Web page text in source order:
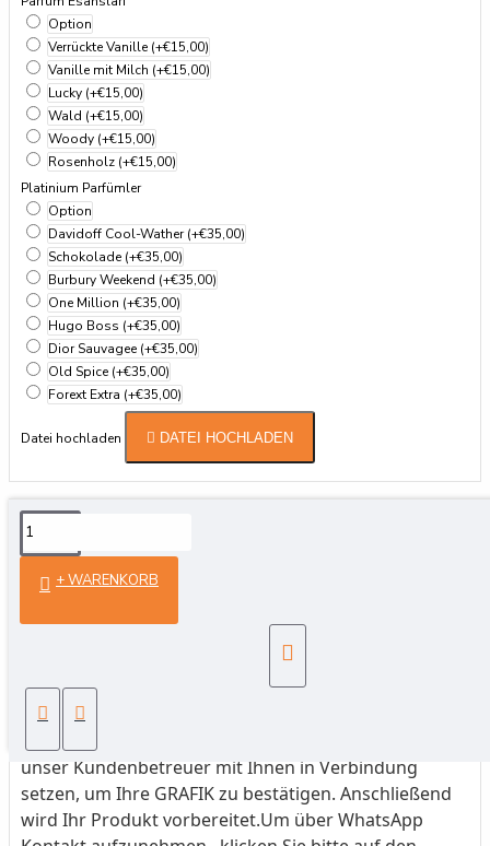
Option
Verrückte Vanille (+€15,00)
Vanille mit Milch (+€15,00)
Lucky (+€15,00)
Wald (+€15,00)
Woody (+€15,00)
Rosenholz (+€15,00)
Platinium Parfümler
Option
Davidoff Cool-Wather(+€35,00)
Schokolade (+€35,00)
Burbury Weekend (+€35,00)
One Million (+€35,00)
Hugo Boss (+€35,00)
Dior Sauvagee (+€35,00)
Old Spice (+€35,00)
Forext Extra (+€35,00)
Datei hochladen DATEI HOCHLADEN
+ WARENKORB
Details
Individueller Zuschnitt nach Wunsch
Papierstärke:
Ihr eigenes Design oder
von unserem Grafikteam erstellt
unser Kundenbetreuer mit Ihnen in Verbindung
setzen, um Ihre GRAFIK zu bestätigen. Anschließend
wird Ihr Produkt vorbereitet.Um über WhatsApp